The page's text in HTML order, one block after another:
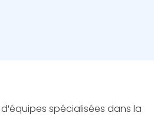
spécialisées dans la